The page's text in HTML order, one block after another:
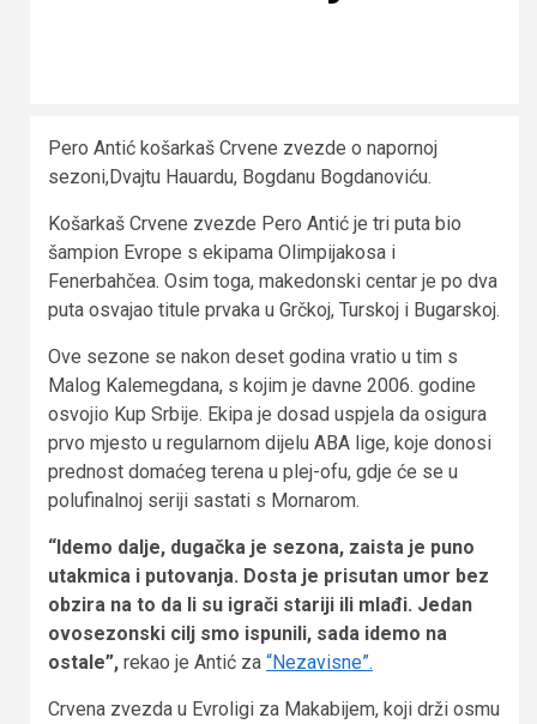
Pero Antić košarkaš Crvene zvezde o napornoj
sezoni,Dvajtu Hauardu, Bogdanu Bogdanoviću.
Košarkaš Crvene zvezde Pero Antić je tri puta bio
šampion Evrope s ekipama Olimpijakosa i
Fenerbahčea. Osim toga, makedonski centar je po dva
puta osvajao titule prvaka u Grčkoj, Turskoj i Bugarskoj.
Ove sezone se nakon deset godina vratio u tim s
Malog Kalemegdana, s kojim je davne 2006. godine
osvojio Kup Srbije. Ekipa je dosad uspjela da osigura
prvo mjesto u regularnom dijelu ABA lige, koje donosi
prednost domaćeg terena u plej-ofu, gdje će se u
polufinalnoj seriji sastati s Mornarom.
“Idemo dalje, dugačka je sezona, zaista je puno
utakmica i putovanja. Dosta je prisutan umor bez
obzira na to da li su igrači stariji ili mlađi. Jedan
ovosezonski cilj smo ispunili, sada idemo na
ostale”, rekao je Antić za “Nezavisne”.
Crvena zvezda u Evroligi za Makabijem, koji drži osmu